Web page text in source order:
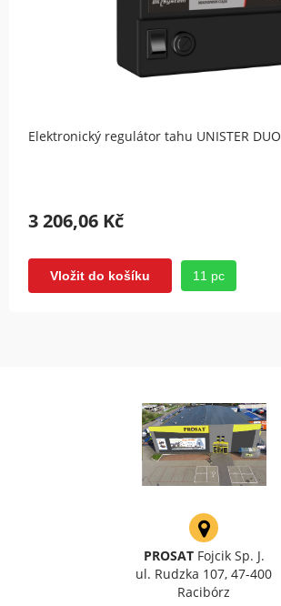
Elektronický regulátor tahu UNISTER DUO
3 206,06 Kč
Vložit do košíku 11 pc
PROSATFojcik Sp. J.
ul. Rudzka 107, 47-400
Racibórz